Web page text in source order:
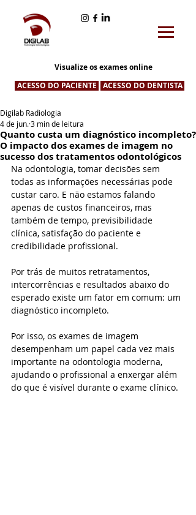
Visualize os exames online
ACESSO DO PACIENTE
ACESSO DO DENTISTA
Quanto custa um diagnóstico incompleto?
O impacto dos exames de imagem no
sucesso dos tratamentos odontológicos
Digilab Radiologia
4 de jun.3 min de leitura
Na odontologia, tomar decisões sem
todas as informações necessárias pode
custar caro. E não estamos falando
apenas de custos financeiros, mas
também de tempo, previsibilidade
clínica, satisfação do paciente e
credibilidade profissional.
Por trás de muitos retratamentos,
intercorrências e resultados abaixo do
esperado existe um fator em comum: um
diagnóstico incompleto.
Por isso, os exames de imagem
desempenham um papel cada vez mais
importante na odontologia moderna,
ajudando o profissional a enxergar além
do que é visível durante o exame clínico.